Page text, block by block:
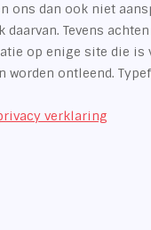
ons dan ook niet
daarvan. Tevens
op enige site die is
worden ontleend.
verklaring